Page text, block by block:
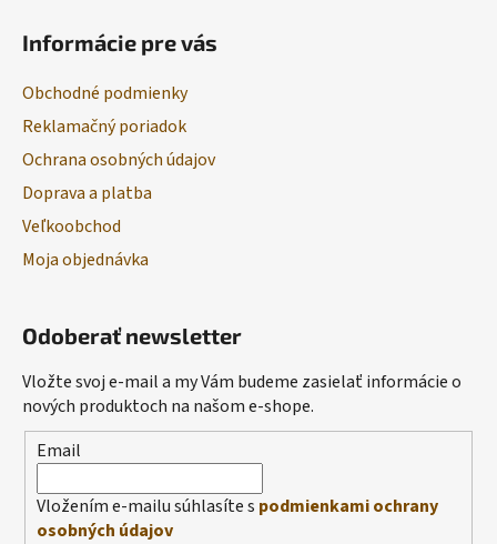
Informácie pre vás
Obchodné podmienky
Reklamačný poriadok
Ochrana osobných údajov
Doprava a platba
Veľkoobchod
Moja objednávka
Odoberať newsletter
Vložte svoj e-mail a my Vám budeme zasielať informácie o
nových produktoch na našom e-shope.
Email
Vložením e-mailu súhlasíte s podmienkami ochrany
osobných údajov